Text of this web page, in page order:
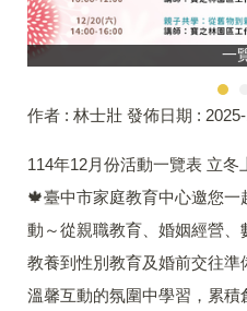
一
作者 : 林士壯 發佈日期 :
114年12月份活動一覽表 立冬
🍁臺中市家庭教育中心邀您
動～從親職教育、婚姻經營
教養到性別教育及婚前交往
溫馨互動的氛圍中學習，累積